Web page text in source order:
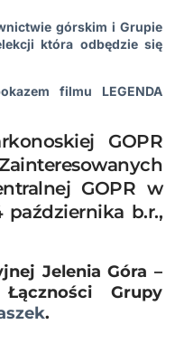
górskim i Grupie
która odbędzie się
filmu LEGENDA
GOPR
GOPR w
b.r.,
Jelenia Góra –
Grupy
.